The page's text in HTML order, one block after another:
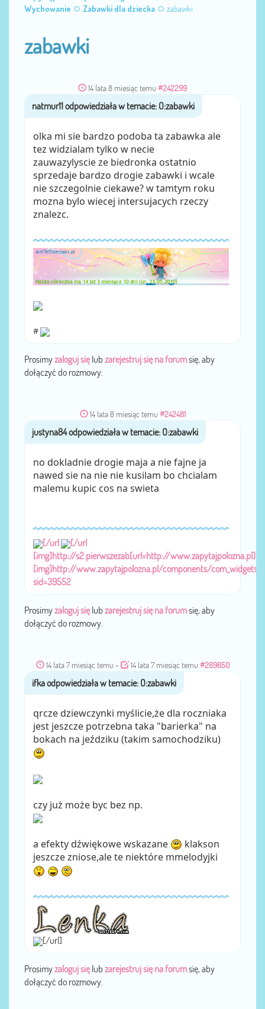
Wychowanie
Zabawki dla dziecka zabawki
zabawki
14 lata 8 miesiąc temu #242299
olka mi sie bardzo podoba ta zabawka ale
tez widzialam tylko w necie
zauwazylyscie ze biedronka ostatnio
sprzedaje bardzo drogie zabawki i wcale
nie szczegolnie ciekawe? w tamtym roku
mozna bylo wiecej intersujacych rzeczy
znalezc.
#
Prosimyzaloguj sięlub zarejestruj się na forumsię, aby
dołączyć do rozmowy.
14 lata 8 miesiąc temu #242481
przezjustyna84
no dokladnie drogie maja a nie fajne ja
nawed sie na nie nie kusilam bo chcialam
malemu kupic cos na swieta
[/url
[/url
[img]http://s2.pierwszezab[url=http://www.zapytajpolozna.pl]
[img]http://www.zapytajpolozna.pl/components/com_widgets/
sid=39552
Prosimyzaloguj sięlub zarejestruj się na forumsię, aby
dołączyć do rozmowy.
14 lata 7 miesiąc temu - 14 lata 7 miesiąc temu #269650
przezifka
qrcze dziewczynki myślicie,że dla roczniaka
jest jeszcze potrzebna taka "barierka" na
bokach na jeździku (takim samochodziku)
czy już może byc bez np.
a efekty dźwiękowe wskazane
klakson
jeszcze zniose,ale te niektóre mmelodyjki
[/url]
Prosimyzaloguj sięlub zarejestruj się na forumsię, aby
dołączyć do rozmowy.